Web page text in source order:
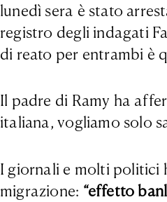
lunedì sera è stato
registro degli indagati
di reato per entrambi è
Il padre di Ramy ha
italiana, vogliamo solo
I giornali e molti politici
migrazione: “effetto